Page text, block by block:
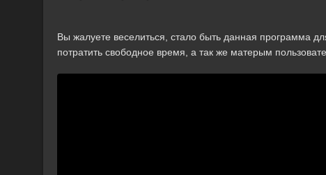
Вы жалуете веселиться, стало быть данная программа
потратить свободное время, а так же матерым